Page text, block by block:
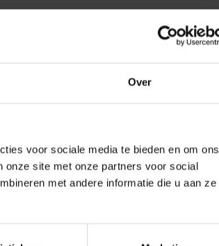
Over
voor sociale media te bieden en om ons
onze site met onze partners voor social
met andere informatie die u aan ze